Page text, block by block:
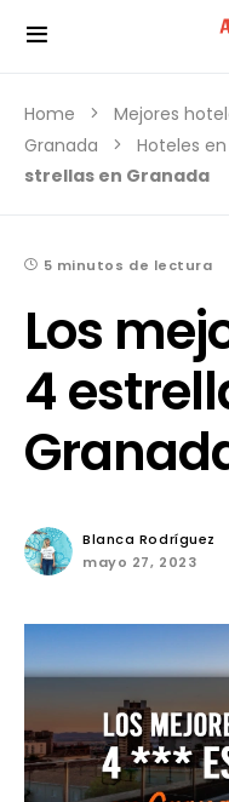
Home Mejores
Granada
Hoteles
strellas en Granada
5 minutos de lectura
Los
4
Blanca Rodríguez
mayo 27, 2023